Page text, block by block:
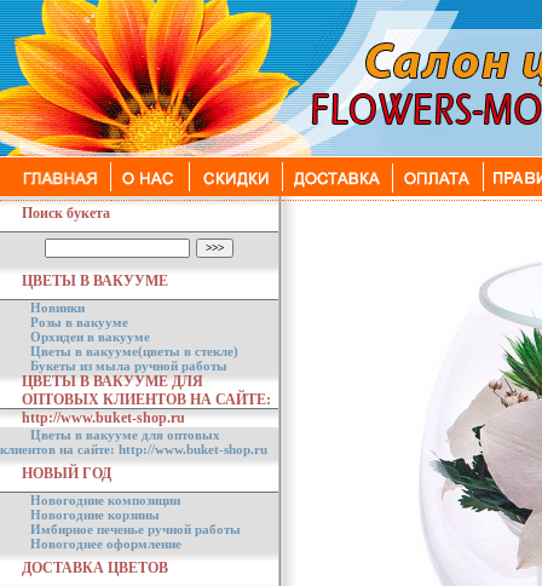
Поиск букета
ЦВЕТЫ В ВАКУУМЕ
Новинки
Розы в вакууме
Орхидеи в вакууме
Цветы в вакууме(цветы в стекле)
Букеты из мыла ручной работы
ЦВЕТЫ В ВАКУУМЕ ДЛЯ
ОПТОВЫХ КЛИЕНТОВ НА САЙТЕ:
http://www.buket-shop.ru
Цветы в вакууме для оптовых
клиентов на сайте: http://www.buket-shop.ru
НОВЫЙ ГОД
Новогодние композиции
Новогодние корзины
Имбирное печенье ручной работы
Новогоднее оформление
ДОСТАВКА ЦВЕТОВ